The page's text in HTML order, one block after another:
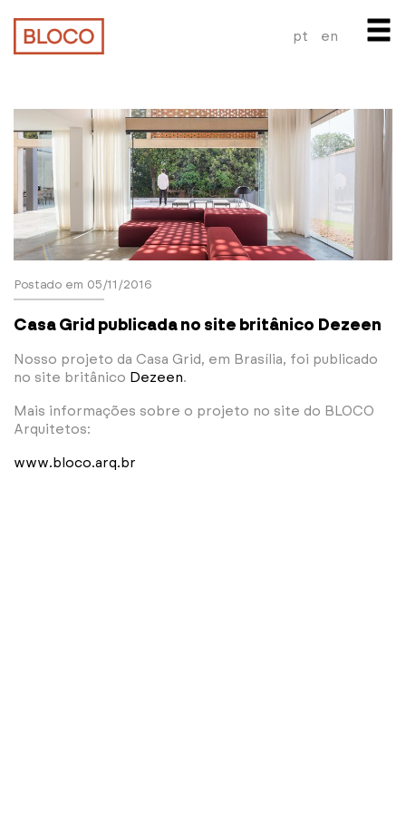
pt en
Postado em 05/11/2016
Casa Grid publicada no site britânico Dezeen
Nosso projeto da Casa Grid, em Brasília, foi publicado
no site britânico Dezeen.
Mais informações sobre o projeto no site do BLOCO
Arquitetos:
www.bloco.arq.br